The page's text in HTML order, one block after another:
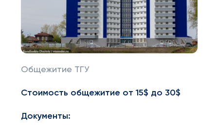
Общежитие ТГУ
Стоимость общежитие от 15$ до 30$
Документы: